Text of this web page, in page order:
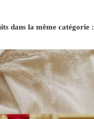
dans la même catégorie :